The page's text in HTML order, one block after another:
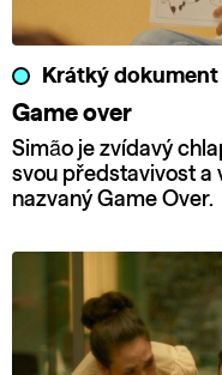
Krátký dokument
Game over
Simão je zvídavý
svou představivost a
nazvaný Game Over.